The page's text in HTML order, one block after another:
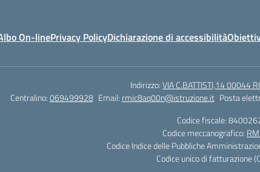
On-linePrivacy PolicyDichiarazione di accessibilità
Indirizzo:VIA C.BATTISTI,14 00044
Centralino:069499928 Email: rmic8aq00n@istruzione.it Posta
Codice fiscale:
Codice meccanografico:
Codice Indice delle Pubbliche
Codice unico di fatturazione